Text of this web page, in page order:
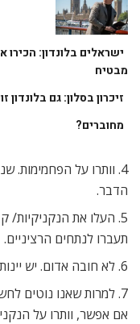
ישראלים בלונדון: הכירו
מבטיח
זיכרון בסלון: גם
מחוברים?
4. וותרו על הפחמימות.
הדבר.
5. העלו את
תעברו לנתחים הרציניים.
6. לא חובה אדום. יש יינות לבנים שהולכים מצוין עם בשר.
7. למרות שאנו נוטים
אם אפשר, וותרו על